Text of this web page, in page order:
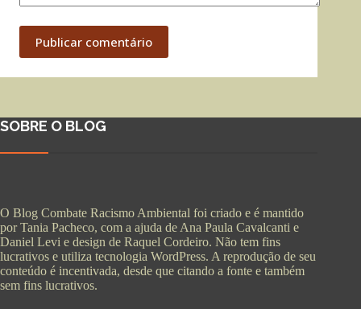
Publicar comentário
SOBRE O BLOG
O Blog Combate Racismo Ambiental foi criado e é mantido
por Tania Pacheco, com a ajuda de Ana Paula Cavalcanti e
Daniel Levi e design de Raquel Cordeiro. Não tem fins
lucrativos e utiliza tecnologia WordPress. A reprodução de seu
conteúdo é incentivada, desde que citando a fonte e também
sem fins lucrativos.